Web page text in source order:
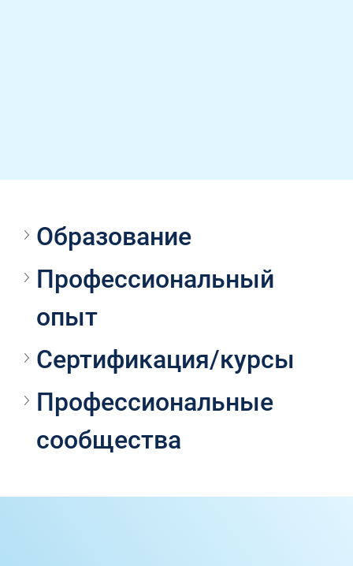
Образование
Профессиональный
опыт
Сертификация/курсы
Профессиональные
сообщества